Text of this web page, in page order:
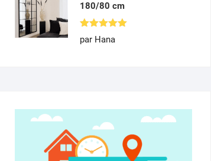
180/80 cm
Note
sur 5
par Hana